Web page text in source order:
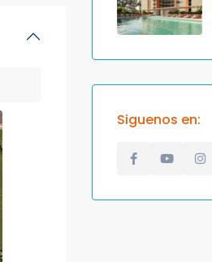
Siguenos en: